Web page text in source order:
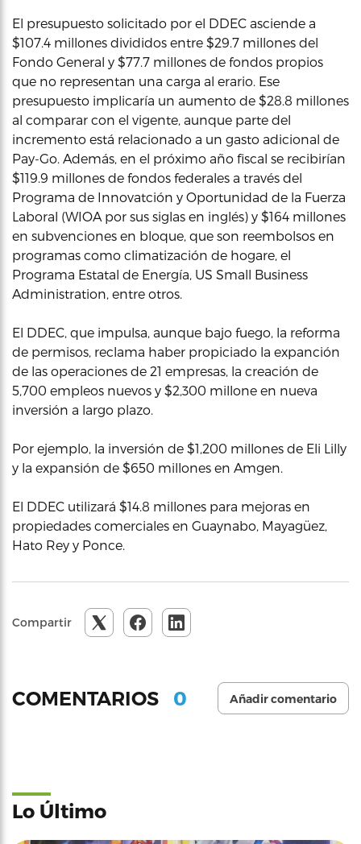
El presupuesto solicitado por el DDEC asciende a
$107.4 millones divididos entre $29.7 millones del
Fondo General y $77.7 millones de fondos propios
que no representan una carga al erario. Ese
presupuesto implicaría un aumento de $28.8 millones
al comparar con el vigente, aunque parte del
incremento está relacionado a un gasto adicional de
Pay-Go. Además, en el próximo año fiscal se recibirían
$119.9 millones de fondos federales a través del
Programa de Innovatción y Oportunidad de la Fuerza
Laboral (WIOA por sus siglas en inglés) y $164 millones
en subvenciones en bloque, que son reembolsos en
programas como climatización de hogare, el
Programa Estatal de Energía, US Small Business
Administration, entre otros.
El DDEC, que impulsa, aunque bajo fuego, la reforma
de permisos, reclama haber propiciado la expanción
de las operaciones de 21 empresas, la creación de
5,700 empleos nuevos y $2,300 millone en nueva
inversión a largo plazo.
Por ejemplo, la inversión de $1,200 millones de Eli Lilly
y la expansión de $650 millones en Amgen.
El DDEC utilizará $14.8 millones para mejoras en
propiedades comerciales en Guaynabo, Mayagüez,
Hato Rey y Ponce.
Compartir
COMENTARIOS 0 Añadir comentario
Lo Último